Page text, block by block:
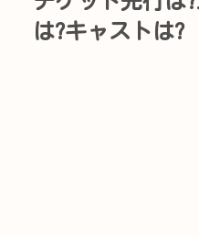
は?キャストは?